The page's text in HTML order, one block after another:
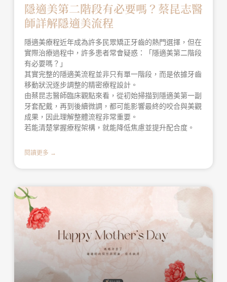
隱適美第二階段有必要嗎？蔡昆志醫
師詳解隱適美流程
隱適美療程近年成為許多民眾矯正牙齒的熱門選擇，但在
實際治療過程中，許多患者常會疑惑：「隱適美第二階段
有必要嗎？」
其實完整的隱適美流程並非只有單一階段，而是依據牙齒
移動狀況逐步調整的精密療程設計。
由蔡昆志醫師臨床觀點來看，從初始掃描到隱適美第一副
牙套配戴，再到後續微調，都可能影響最終的咬合與美觀
成果，因此理解整體流程非常重要。
若能清楚掌握療程架構，就能降低焦慮並提升配合度。
閱讀更多 →